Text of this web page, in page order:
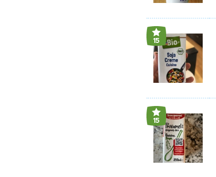
15
15